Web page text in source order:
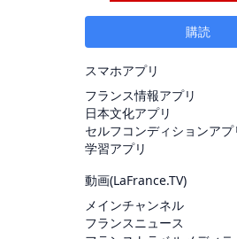
購読
スマホアプリ
フランス情報アプリ
日本文化アプリ
セルフコンディションアプ
学習アプリ
動画(LaFrance.TV)
メインチャンネル
フランスニュース